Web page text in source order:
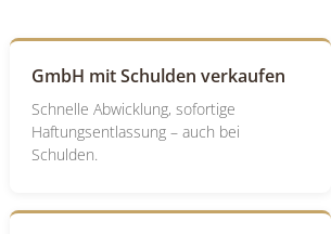
GmbH mit Schulden verkaufen
Schnelle Abwicklung, sofortige
Haftungsentlassung – auch bei
Schulden.